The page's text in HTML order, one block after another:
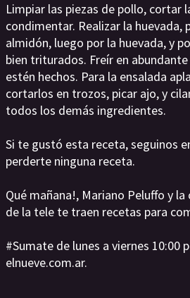
Limpiar las piezas de pollo, cortar
condimentar. Realizar la huevada,
almidón, luego por la huevada, y
bien triturados. Freír en
estén hechos. Para la ensalada
cortarlos en trozos, picar ajo, y
todos los demás ingredientes.
Si te gustó esta receta, seguinos
perderte ninguna receta.
Qué mañana!, Mariano Peluffo y
de la tele te traen recetas para
#Sumate de lunes a viernes 10:00
elnueve.com.ar.